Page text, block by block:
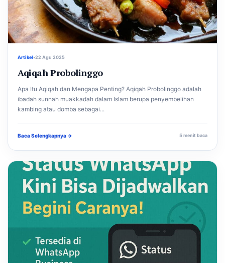
Artikel•22 Agu 2025
Aqiqah Probolinggo
Apa Itu Aqiqah dan Mengapa Penting? Aqiqah Probolinggo adalah
ibadah sunnah muakkadah dalam Islam berupa penyembelihan
kambing atau domba sebagai...
Baca Selengkapnya → 5 menit baca